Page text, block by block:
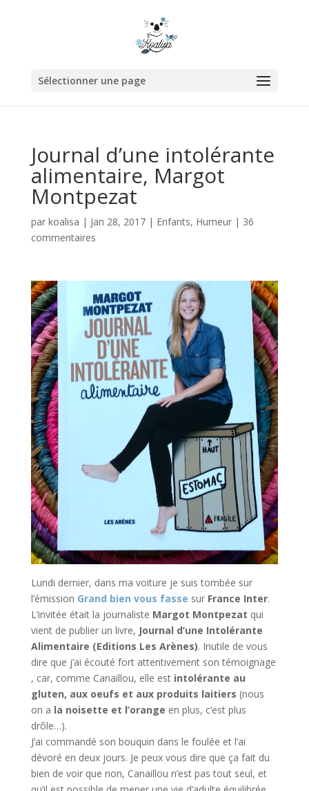
Sélectionner une page
Journal d’une intolérante
alimentaire, Margot
Montpezat
par koalisa | Jan 28, 2017| Enfants, Humeur| 36
commentaires
Lundi dernier, dans ma voiture je suis tombée sur
l’émission Grand bien vous fasse sur France Inter.
L’invitée était la journaliste Margot Montpezat qui
vient de publier un livre, Journal d’une Intolérante
Alimentaire (Editions Les Arènes). Inutile de vous
dire que j’ai écouté fort attentivement son témoignage
, car, comme Canaillou, elle est intolérante au
gluten, aux oeufs et aux produits laitiers (nous
on a la noisette et l’orange en plus, c’est plus
drôle…).
J’ai commandé son bouquin dans le foulée et l’ai
dévoré en deux jours. Je peux vous dire que ça fait du
bien de voir que non, Canaillou n’est pas tout seul, et